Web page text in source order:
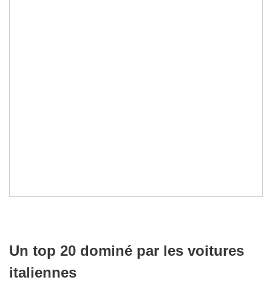
Un top 20 dominé par les voitures
italiennes